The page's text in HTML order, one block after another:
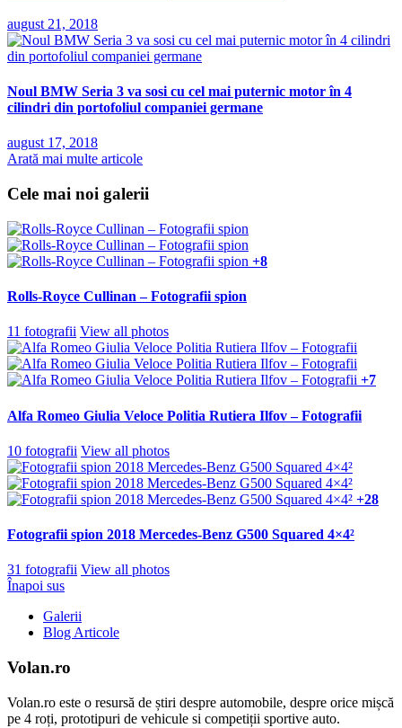
august 21, 2018
Noul BMW Seria 3 va sosi cu cel mai puternic motor în 4
cilindri din portofoliul companiei germane
august 17, 2018
Arată mai multe articole
Cele mai noi galerii
+8
Rolls-Royce Cullinan – Fotografii spion
11 fotografii View all photos
+7
Alfa Romeo Giulia Veloce Politia Rutiera Ilfov – Fotografii
10 fotografii View all photos
+28
Fotografii spion 2018 Mercedes-Benz G500 Squared 4×4²
31 fotografii View all photos
Înapoi sus
Galerii
Blog Articole
Volan.ro
Volan.ro este o resursă de știri despre automobile, despre orice mișcă
pe 4 roți, prototipuri de vehicule si competiții sportive auto.